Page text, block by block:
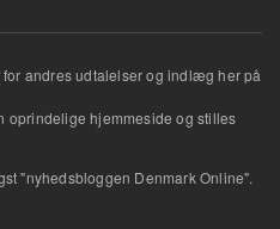
andres udtalelser og indlæg her på
oprindelige hjemmeside og stilles
"nyhedsbloggen Denmark Online".